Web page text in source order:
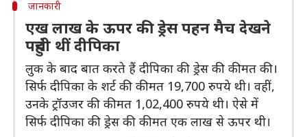
जानकारी
एख लाख के ऊपर की ड्रेस पहन मैच देखने
पहुंची थीं दीपिका
लुक के बाद बात करते हैं दीपिका की ड्रेस की कीमत की।
सिर्फ दीपिका के शर्ट की कीमत 19,700 रुपये थी। वहीं,
उनके ट्रॉउजर की कीमत 1,02,400 रुपये थी। ऐसे में
सिर्फ दीपिका की ड्रेस की कीमत एक लाख से ऊपर थी।